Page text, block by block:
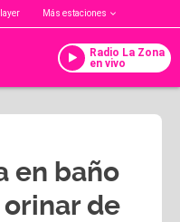
Más estaciones
Radio La Zona
en vivo
en baño
de